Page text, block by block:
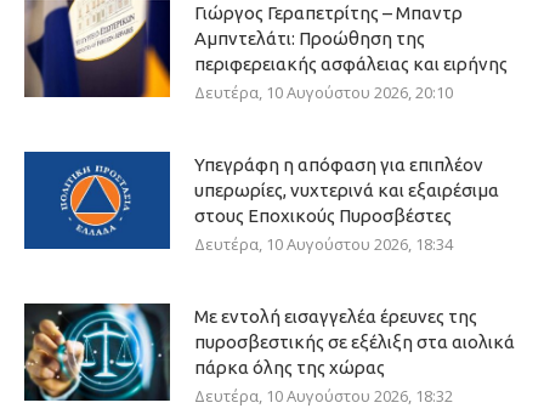
Γιώργος Γεραπετρίτης – Μπαντρ
Αμπντελάτι: Προώθηση της
περιφερειακής ασφάλειας και ειρήνης
Δευτέρα, 10 Αυγούστου 2026, 20:10
Υπεγράφη η απόφαση για επιπλέον
υπερωρίες, νυχτερινά και εξαιρέσιμα
στους Εποχικούς Πυροσβέστες
Δευτέρα, 10 Αυγούστου 2026, 18:34
Με εντολή εισαγγελέα έρευνες της
πυροσβεστικής σε εξέλιξη στα αιολικά
πάρκα όλης της χώρας
Δευτέρα, 10 Αυγούστου 2026, 18:32